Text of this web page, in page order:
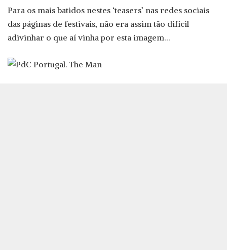
Para os mais batidos nestes ‘teasers’ nas redes sociais
das páginas de festivais, não era assim tão difícil
adivinhar o que aí vinha por esta imagem…